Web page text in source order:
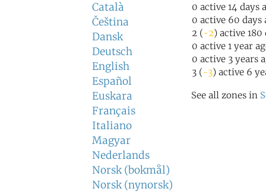
Català
Čeština
Dansk
Deutsch
English
Español
Euskara
Français
Italiano
Magyar
Nederlands
Norsk (bokmål)
Norsk (nynorsk)
0 active 14 days
0 active 60 days
2 (-2) active 180
0 active 1 year
0 active 3 years
3 (-3) active 6
See all zones in